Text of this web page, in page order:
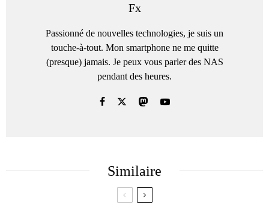
Fx
Passionné de nouvelles technologies, je suis un
touche-à-tout. Mon smartphone ne me quitte
(presque) jamais. Je peux vous parler des NAS
pendant des heures.
Similaire